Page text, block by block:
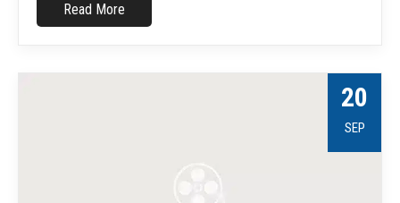
Read More
20
SEP